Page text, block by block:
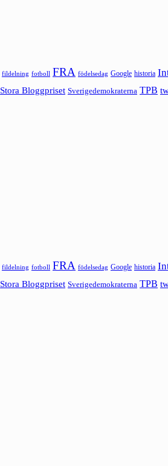
fildelning fotboll FRA födelsedag Google historia
Stora Bloggpriset Sverigedemokraterna TPB
fildelning fotboll FRA födelsedag Google historia
Stora Bloggpriset Sverigedemokraterna TPB